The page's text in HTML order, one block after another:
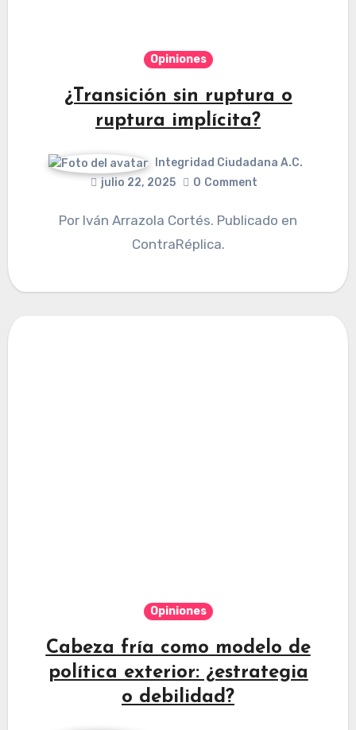
Opiniones
¿Transición sin ruptura o
ruptura implícita?
Integridad Ciudadana A.C.
julio 22, 2025
0 Comment
Por Iván Arrazola Cortés. Publicado en
ContraRéplica.
Opiniones
Cabeza fría como modelo de
política exterior: ¿estrategia
o debilidad?